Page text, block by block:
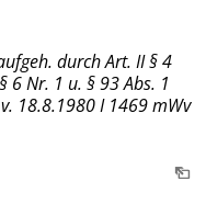
durch Art. II § 4
6 Nr. 1 u. § 93 Abs. 1
18.8.1980 I 1469 mWv